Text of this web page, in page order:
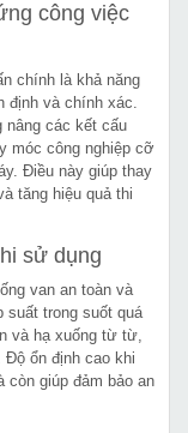
công việc
chính là khả năng
định và chính xác.
nâng các kết cấu
móc công nghiệp cỡ
Điều này giúp thay
tăng hiệu quả thi
sử dụng
van an toàn và
suất trong suốt quá
và hạ xuống từ từ,
ổn định cao khi
còn giúp đảm bảo an